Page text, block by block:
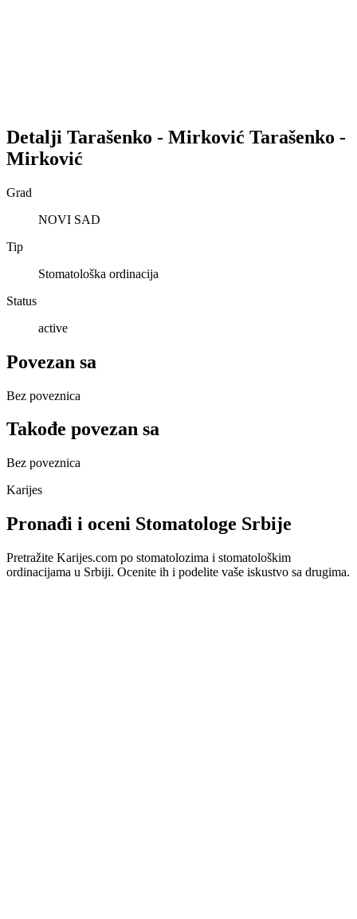
Detalji Tarašenko - Mirković Tarašenko -
Mirković
Grad
NOVI SAD
Tip
Stomatološka ordinacija
Status
active
Povezan sa
Bez poveznica
Takođe povezan sa
Bez poveznica
Karijes
Pronađi i oceni Stomatologe Srbije
Pretražite Karijes.com po stomatolozima i stomatološkim
ordinacijama u Srbiji. Ocenite ih i podelite vaše iskustvo sa drugima.